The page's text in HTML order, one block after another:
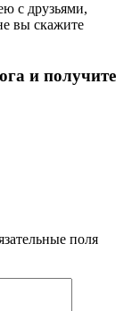
с друзьями,
вы скажите
и получите
поля